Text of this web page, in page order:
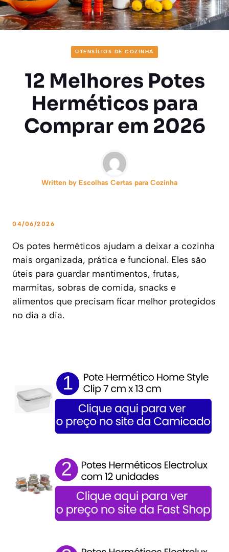
UTENSÍLIOS DE COZINHA
12 Melhores Potes
Herméticos para
Comprar em 2026
Written by Escolhas Certas para Cozinha
04/06/2026
Os potes herméticos ajudam a deixar a cozinha
mais organizada, prática e funcional. Eles são
úteis para guardar mantimentos, frutas,
marmitas, sobras de comida, snacks e
alimentos que precisam ficar melhor protegidos
no dia a dia.